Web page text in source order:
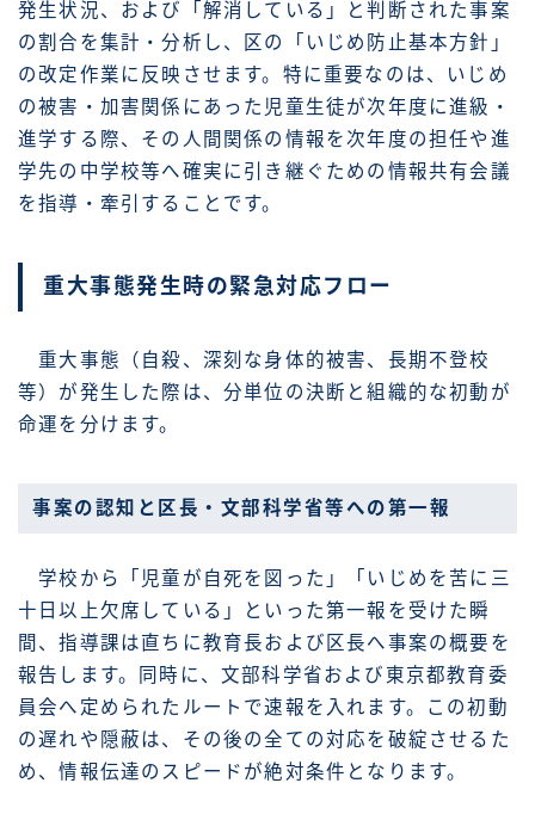
発生状況、および「解消している」と判断された事案
の割合を集計・分析し、区の「いじめ防止基本方針」
の改定作業に反映させます。特に重要なのは、いじめ
の被害・加害関係にあった児童生徒が次年度に進級・
進学する際、その人間関係の情報を次年度の担任や進
学先の中学校等へ確実に引き継ぐための情報共有会議
を指導・牽引することです。
重大事態発生時の緊急対応フロー
重大事態（自殺、深刻な身体的被害、長期不登校
等）が発生した際は、分単位の決断と組織的な初動が
命運を分けます。
事案の認知と区長・文部科学省等への第一報
学校から「児童が自死を図った」「いじめを苦に三
十日以上欠席している」といった第一報を受けた瞬
間、指導課は直ちに教育長および区長へ事案の概要を
報告します。同時に、文部科学省および東京都教育委
員会へ定められたルートで速報を入れます。この初動
の遅れや隠蔽は、その後の全ての対応を破綻させるた
め、情報伝達のスピードが絶対条件となります。